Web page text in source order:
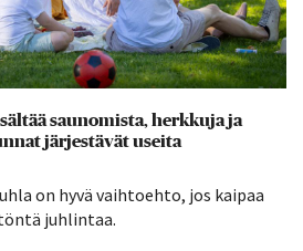
saunomista, herkkuja ja
järjestävät useita
on hyvä vaihtoehto, jos kaipaa
juhlintaa.